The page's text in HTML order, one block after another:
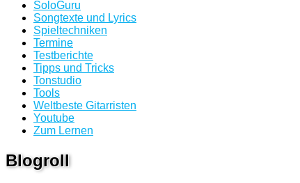
SoloGuru
Songtexte und Lyrics
Spieltechniken
Termine
Testberichte
Tipps und Tricks
Tonstudio
Tools
Weltbeste Gitarristen
Youtube
Zum Lernen
Blogroll